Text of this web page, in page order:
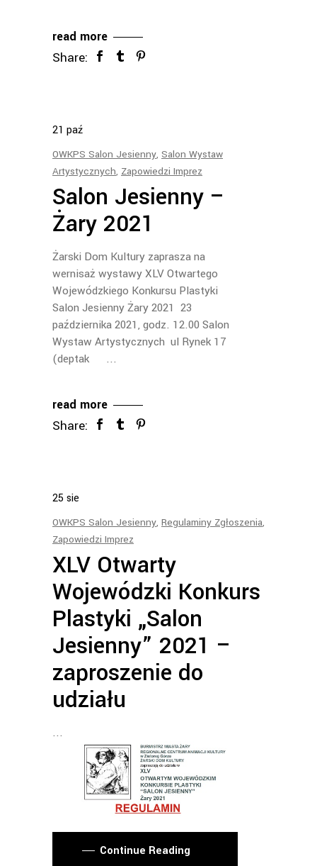
read more
Share:
21 paź
OWKPS Salon Jesienny, Salon Wystaw
Artystycznych, Zapowiedzi Imprez
Salon Jesienny –
Żary 2021
Żarski Dom Kultury zaprasza na
wernisaż wystawy XLV Otwartego
Wojewódzkiego Konkursu Plastyki
Salon Jesienny Żary 2021 23
października 2021, godz. 12.00 Salon
Wystaw Artystycznych ul Rynek 17
(deptak
read more
Share:
25 sie
OWKPS Salon Jesienny, Regulaminy Zgłoszenia,
Zapowiedzi Imprez
XLV Otwarty
Wojewódzki Konkurs
Plastyki „Salon
Jesienny” 2021 –
zaproszenie do
udziału
Continue Reading